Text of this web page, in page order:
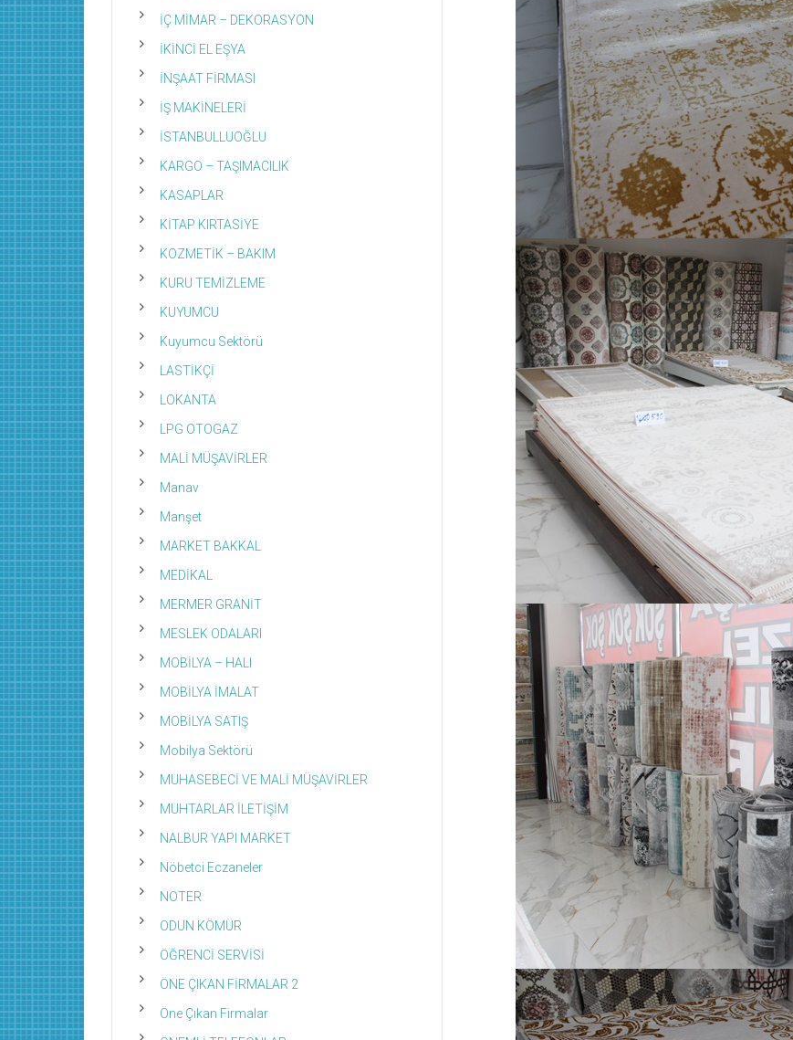
İÇ MİMAR – DEKORASYON
İKİNCİ EL EŞYA
İNŞAAT FİRMASI
İŞ MAKİNELERİ
İSTANBULLUOĞLU
KARGO – TAŞIMACILIK
KASAPLAR
KİTAP KIRTASİYE
KOZMETİK – BAKIM
KURU TEMİZLEME
KUYUMCU
Kuyumcu Sektörü
LASTİKÇİ
LOKANTA
LPG OTOGAZ
MALİ MÜŞAVİRLER
Manav
Manşet
MARKET BAKKAL
MEDİKAL
MERMER GRANİT
MESLEK ODALARI
MOBİLYA – HALI
MOBİLYA İMALAT
MOBİLYA SATIŞ
Mobilya Sektörü
MUHASEBECİ VE MALİ MÜŞAVİRLER
MUHTARLAR İLETİŞİM
NALBUR YAPI MARKET
Nöbetci Eczaneler
NOTER
ODUN KÖMÜR
ÖĞRENCİ SERVİSİ
ÖNE ÇIKAN FİRMALAR 2
Öne Çıkan Firmalar